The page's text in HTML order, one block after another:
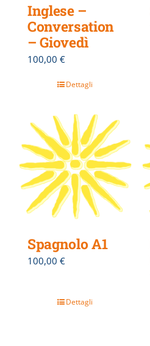
Inglese –
Conversation
– Giovedì
100,00 €
Dettagli
Spagnolo A1
100,00 €
Dettagli